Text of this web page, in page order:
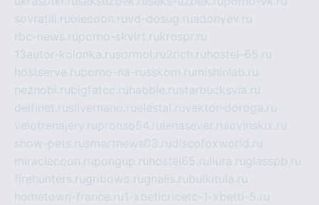
sovratili.ruolecoon.ruvd-dosug.ruadonyev.ru
rbc-news.ruporno-skvirt.rukrospr.ru
13autor-kolonka.rusormol.ru2rich.ru hostel-65.ru
hostserve.ruporno-na-russkom.ru mishinlab.ru
neznobi.rubigfatcc.ru habble.rustarbucksvia.ru
delfinet.rusilvernano.ruelestal.ruvektor-doroga.ru
velotrenajery.rupronso54.ru lenasever.ru lovinskix.ru
show-pets.rusmartnews03.rudiscofoxworld.ru
miraclecoon.rupongup.ru hostel65.ru liura.ruglasspb.ru
firehunters.rugribowo.rugnalis.rubulkitula.ru
hometown-france.ru1-xbeticricetc-1-xbetti-5.ru